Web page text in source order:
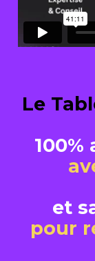
Le
et
pour